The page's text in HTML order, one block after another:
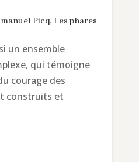
Picq, Les phares
un ensemble
qui témoigne
courage des
construits et